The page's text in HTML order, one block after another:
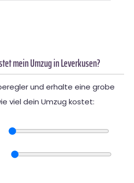
mein Umzug in Leverkusen?
und erhalte eine grobe
viel dein Umzug kostet: